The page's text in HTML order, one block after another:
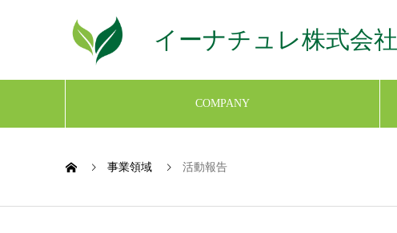
イーナチュレ株式会社
COMPANY
事業領域 活動報告